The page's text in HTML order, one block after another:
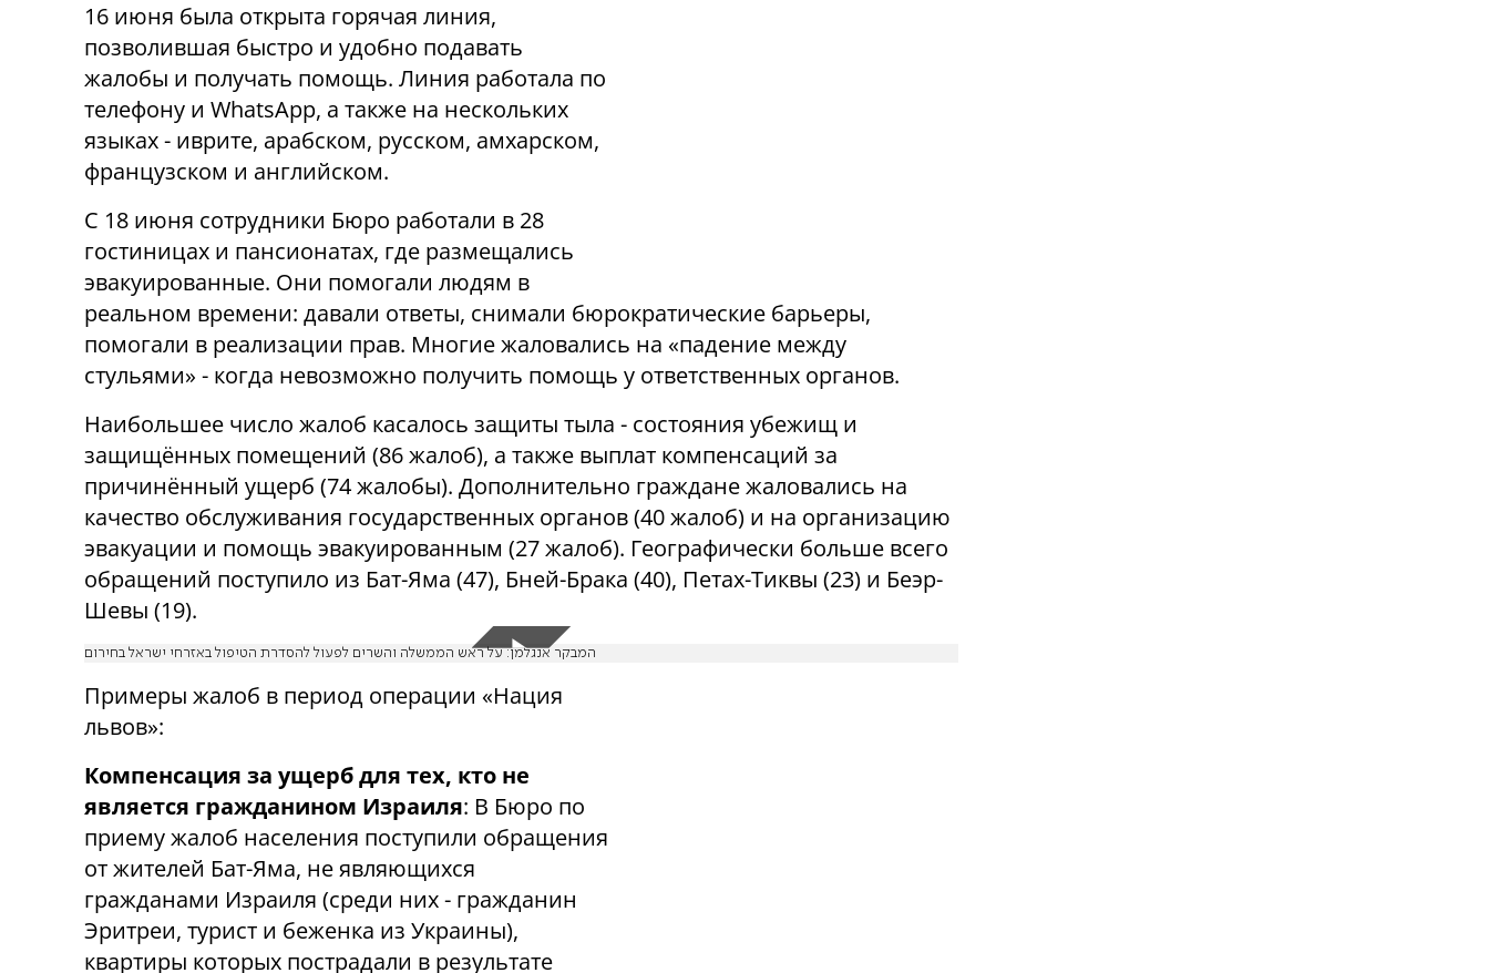
16 июня была открыта горячая линия,
позволившая быстро и удобно подавать
жалобы и получать помощь. Линия работала по
телефону и WhatsApp, а также на нескольких
языках - иврите, арабском, русском, амхарском,
французском и английском.
С 18 июня сотрудники Бюро работали в 28
гостиницах и пансионатах, где размещались
эвакуированные. Они помогали людям в
реальном времени: давали ответы, снимали бюрократические барьеры,
помогали в реализации прав. Многие жаловались на «падение между
стульями» - когда невозможно получить помощь у ответственных органов.
Наибольшее число жалоб касалось защиты тыла - состояния убежищ и
защищённых помещений (86 жалоб), а также выплат компенсаций за
причинённый ущерб (74 жалобы). Дополнительно граждане жаловались на
качество обслуживания государственных органов (40 жалоб) и на организацию
эвакуации и помощь эвакуированным (27 жалоб). Географически больше всего
обращений поступило из Бат-Яма (47), Бней-Брака (40), Петах-Тиквы (23) и Беэр-
Шевы (19).
המבקר אנגלמן: על ראש הממשלה והשרים לפעול להסדרת הטיפול באזרחי ישראל בחירום
Примеры жалоб в период операции «Нация
львов»:
Компенсация за ущерб для тех, кто не
является гражданином Израиля: В Бюро по
приему жалоб населения поступили обращения
от жителей Бат-Яма, не являющихся
гражданами Израиля (среди них - гражданин
Эритреи, турист и беженка из Украины),
квартиры которых пострадали в результате